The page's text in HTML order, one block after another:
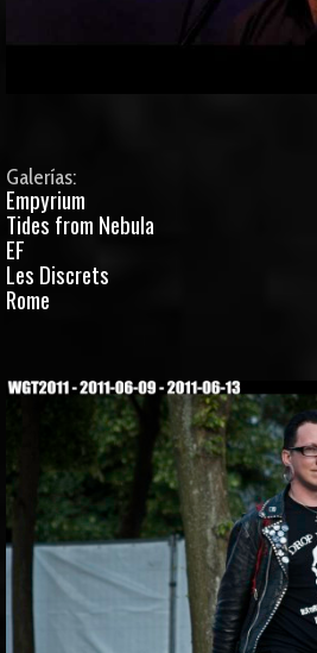
Galerías:
Empyrium
Tides from Nebula
EF
Les Discrets
Rome